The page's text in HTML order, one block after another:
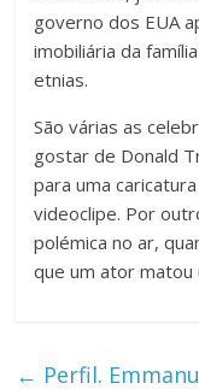
governo dos EUA
imobiliária da
etnias.
São várias as
gostar de Donald
para uma
videoclipe. Por
polémica no ar,
que um ator
← Perfil.